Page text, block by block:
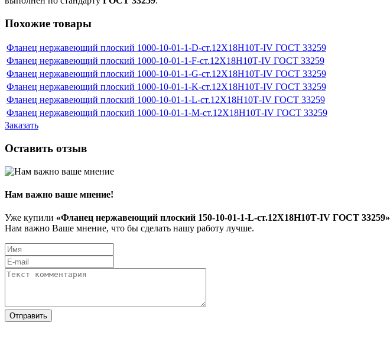
Похожие товары
Фланец нержавеющий плоский 1000-10-01-1-D-ст.12Х18Н10Т-IV ГОСТ 33259
Фланец нержавеющий плоский 1000-10-01-1-F-ст.12Х18Н10Т-IV ГОСТ 33259
Фланец нержавеющий плоский 1000-10-01-1-G-ст.12Х18Н10Т-IV ГОСТ 33259
Фланец нержавеющий плоский 1000-10-01-1-K-ст.12Х18Н10Т-IV ГОСТ 33259
Фланец нержавеющий плоский 1000-10-01-1-L-ст.12Х18Н10Т-IV ГОСТ 33259
Фланец нержавеющий плоский 1000-10-01-1-M-ст.12Х18Н10Т-IV ГОСТ 33259
Заказать
Оставить отзыв
Нам важно ваше мнение!
Уже купили «Фланец нержавеющий плоский 150-10-01-1-L-ст.12Х18Н10Т-IV ГОСТ 33259»
Нам важно Ваше мнение, что бы сделать нашу работу лучше.